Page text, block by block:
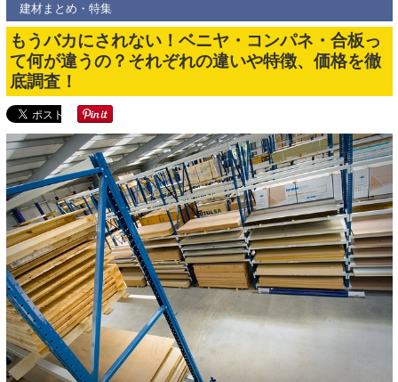
建材まとめ・特集
もうバカにされない！ベニヤ・コンパネ・合板っ
て何が違うの？それぞれの違いや特徴、価格を徹
底調査！